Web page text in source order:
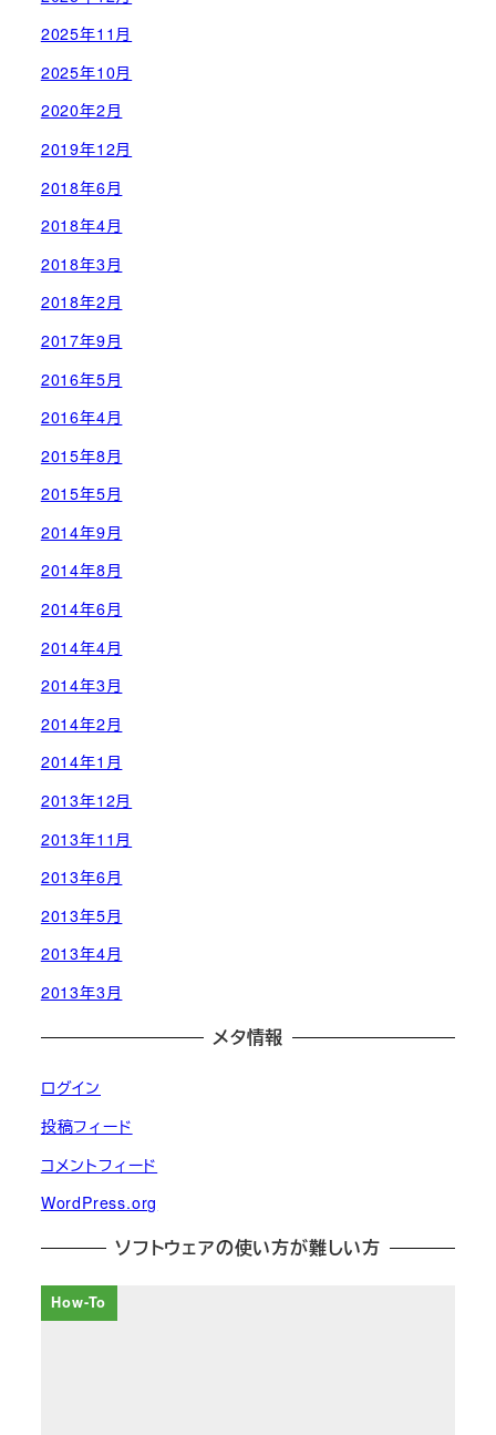
2025年11月
2025年10月
2020年2月
2019年12月
2018年6月
2018年4月
2018年3月
2018年2月
2017年9月
2016年5月
2016年4月
2015年8月
2015年5月
2014年9月
2014年8月
2014年6月
2014年4月
2014年3月
2014年2月
2014年1月
2013年12月
2013年11月
2013年6月
2013年5月
2013年4月
2013年3月
メタ情報
ログイン
投稿フィード
コメントフィード
WordPress.org
ソフトウェアの使い方が難しい方
How-To